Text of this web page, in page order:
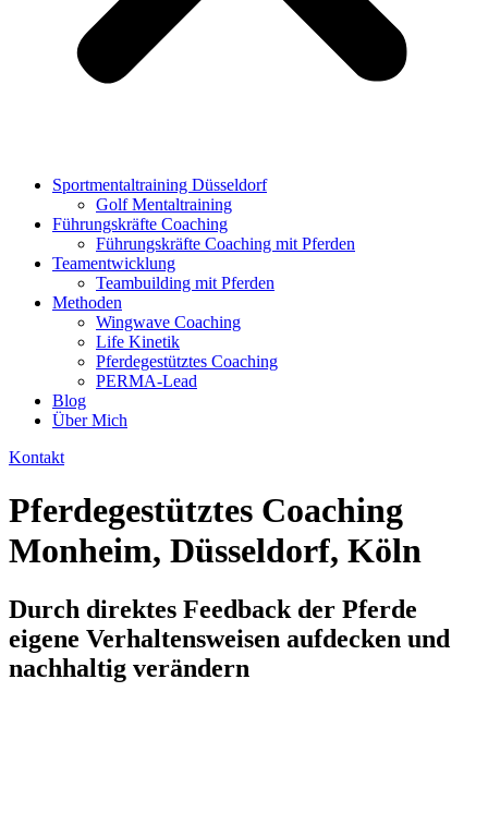
Sportmentaltraining Düsseldorf
Golf Mentaltraining
Führungskräfte Coaching
Führungskräfte Coaching mit Pferden
Teamentwicklung
Teambuilding mit Pferden
Methoden
Wingwave Coaching
Life Kinetik
Pferdegestütztes Coaching
PERMA-Lead
Blog
Über Mich
Kontakt
Pferdegestütztes Coaching
Monheim, Düsseldorf, Köln
Durch direktes Feedback der Pferde
eigene Verhaltens­weisen aufdecken und
nachhaltig verändern